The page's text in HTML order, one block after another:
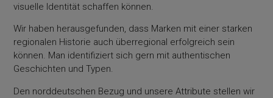
visuelle Identität schaffen können.
Wir haben herausgefunden, dass Marken mit einer starken
regionalen Historie auch überregional erfolgreich sein
können. Man identifiziert sich gern mit authentischen
Geschichten und Typen.
Den norddeutschen Bezug und unsere Attribute stellen wir